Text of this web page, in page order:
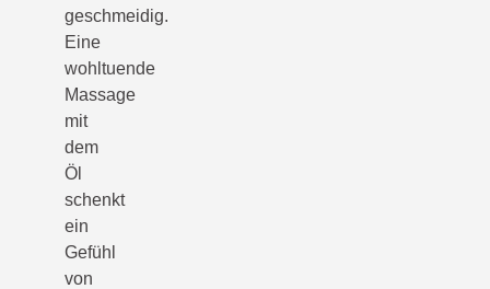
geschmeidig.
Eine
wohltuende
Massage
mit
dem
Öl
schenkt
ein
Gefühl
von